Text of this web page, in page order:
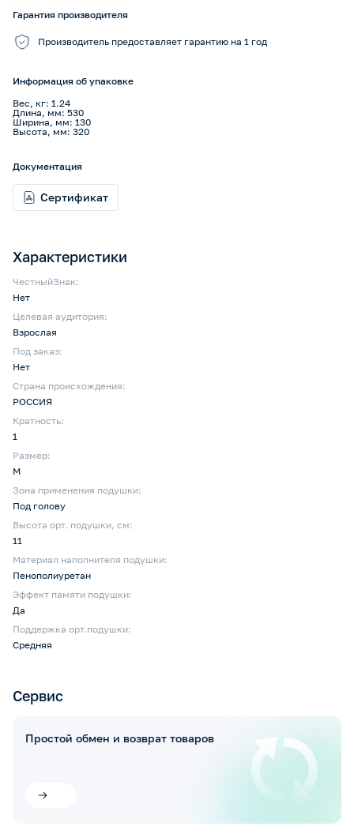
Характеристики
ЧестныйЗнак:
Нет
Целевая аудитория:
Взрослая
Под заказ:
Нет
Страна происхождения:
РОССИЯ
Кратность:
1
Размер:
M
Зона применения подушки:
Под голову
Высота орт. подушки, см:
11
Материал наполнителя подушки:
Пенополиуретан
Эффект памяти подушки:
Да
Поддержка орт.подушки:
Средняя
Гарантия производителя
Производитель предоставляет гарантию на 1 год
Информация об упаковке
Вес, кг: 1.24
Длина, мм: 530
Ширина, мм: 130
Высота, мм: 320
Документация
Сертификат
Сервис
Простой обмен и возврат товаров